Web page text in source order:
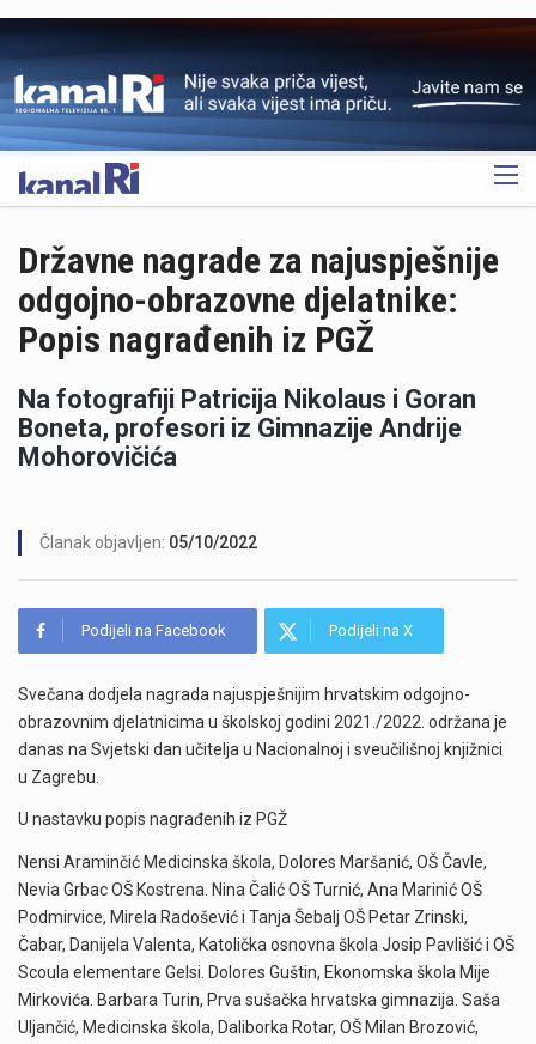
OGLAS
Državne nagrade za najuspješnije
odgojno-obrazovne djelatnike:
Popis nagrađenih iz PGŽ
Na fotografiji Patricija Nikolaus i Goran
Boneta, profesori iz Gimnazije Andrije
Mohorovičića
Članak objavljen: 05/10/2022
Podijeli na Facebook Podijeli na X
Svečana dodjela nagrada najuspješnijim hrvatskim odgojno-
obrazovnim djelatnicima u školskoj godini 2021./2022. održana je
danas na Svjetski dan učitelja u Nacionalnoj i sveučilišnoj knjižnici
u Zagrebu.
U nastavku popis nagrađenih iz PGŽ
Nensi Araminčić Medicinska škola, Dolores Maršanić, OŠ Čavle,
Nevia Grbac OŠ Kostrena. Nina Čalić OŠ Turnić, Ana Marinić OŠ
Podmirvice, Mirela Radošević i Tanja Šebalj OŠ Petar Zrinski,
Čabar, Danijela Valenta, Katolička osnovna škola Josip Pavlišić i OŠ
Scoula elementare Gelsi. Dolores Guštin, Ekonomska škola Mije
Mirkovića. Barbara Turin, Prva sušačka hrvatska gimnazija. Saša
Uljančić, Medicinska škola, Daliborka Rotar, OŠ Milan Brozović,